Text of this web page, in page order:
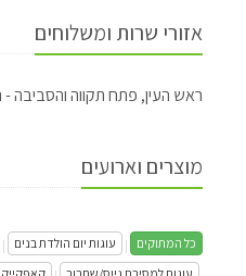
אזורי שרות ומשלוחים
ראש העין, פתח תקווה והסביבה -
מוצרים וארועים
כל המתוקים | עוגות יום הולדת בנים |